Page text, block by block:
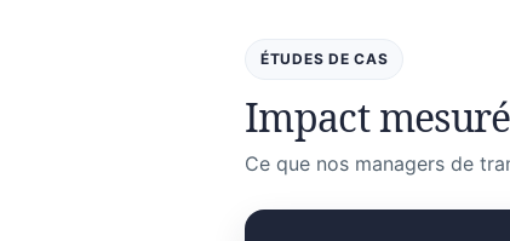
ÉTUDES DE CAS
Impact
Ce que nos managers de